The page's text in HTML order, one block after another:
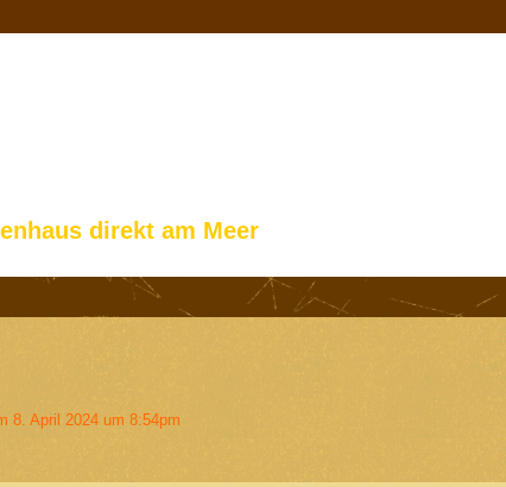
direkt am Meer
8. April 2024 um 8:54pm